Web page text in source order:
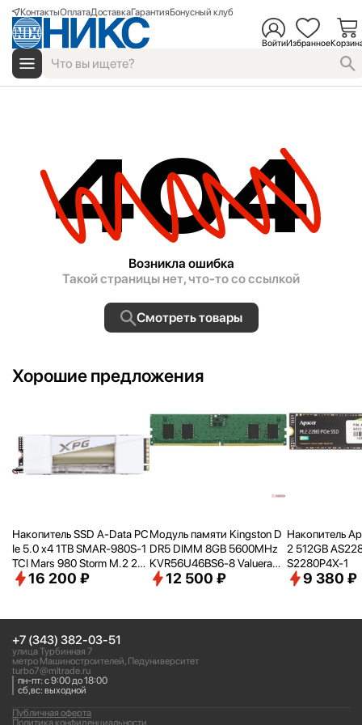
КонтактыОплатаДоставкаГарантияБонусный клуб
ВойтиИзбранное
404
Возникла ошибка
Такой страницы нет, что-то со ссылкой
Смотреть товары
Хорошие предложения
Накопитель SSD A-Data PC
Ie 5.0 x4 1TB SMAR-980S-1
TCI Mars 980 Storm M.2 22
80 16 200 ₽
Модуль памяти Kingston D
DR5 DIMM 8GB 5600MHz
KVR56U46BS6-8 Valueram
RTL PC5-44800 CL46 288-
12 500 ₽
Накопитель
2 512GB
S2280P4X-1
9 380 ₽
+7 (343) 382-03-51
улица Турбинная 7
метро Машиностроителей, Педуниверситет
turbo7@mltrade.ru
пн-пт: с 9:00 до 18:00
сб,вс: выходной
Политика конфиденциальности
Публичная оферта